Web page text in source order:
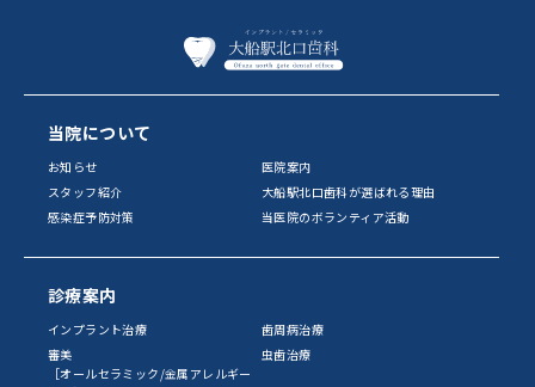
当院について
お知らせ
医院案内
スタッフ紹介
大船駅北口歯科が選ばれる理由
感染症予防対策
当医院のボランティア活動
診療案内
インプラント治療
歯周病治療
審美
［オールセラミック/金属アレルギー
虫歯治療